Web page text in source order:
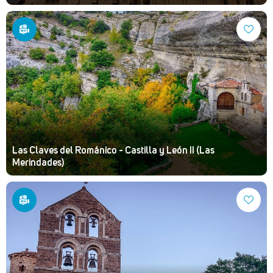
Las Claves del Románico - Castilla y León II (Las
Merindades)